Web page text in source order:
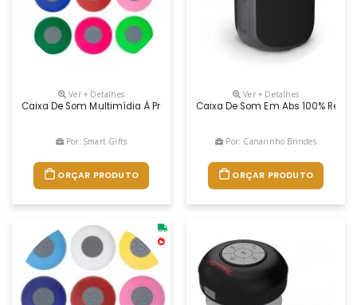
Ver + Detalhes
Caixa De Som Multimídia À Prova D’Água Emborrachada Com
Por: Smart Gifts
ORÇAR PRODUTO
Ver + Detalhes
Caixa De Som Em Abs 100%
Por: Canarinho Brindes
ORÇAR PRODUTO